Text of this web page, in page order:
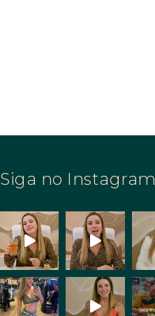
Siga no Instagram